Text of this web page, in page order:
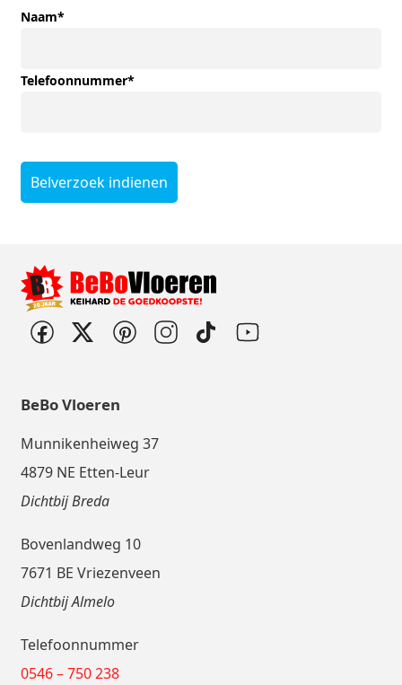
Naam*
Telefoonnummer*
Belverzoek indienen
BeBo Vloeren
Munnikenheiweg 37
4879 NE Etten-Leur
Dichtbij Breda
Bovenlandweg 10
7671 BE Vriezenveen
Dichtbij Almelo
Telefoonnummer
0546 – 750 238